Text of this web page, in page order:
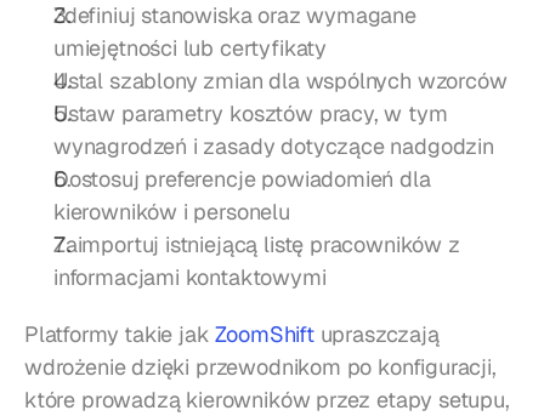
Zdefiniuj stanowiska oraz wymagane
umiejętności lub certyfikaty
Ustal szablony zmian dla wspólnych wzorców
Ustaw parametry kosztów pracy, w tym
wynagrodzeń i zasady dotyczące nadgodzin
Dostosuj preferencje powiadomień dla
kierowników i personelu
Zaimportuj istniejącą listę pracowników z
informacjami kontaktowymi
Platformy takie jak ZoomShift upraszczają
wdrożenie dzięki przewodnikom po konfiguracji,
które prowadzą kierowników przez etapy setupu,